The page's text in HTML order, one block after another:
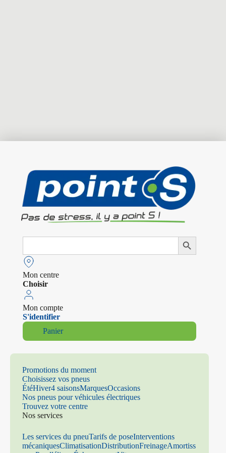
Search
Search Button
Mon centre
Choisir
Mon compte
S'identifier
Panier
Promotions du moment
Choisissez vos pneus
ÉtéHiver4 saisonsMarquesOccasions
Nos pneus pour véhicules électriques
Trouvez votre centre
Nos services
Les services du pneuTarifs de poseInterventions
mécaniquesClimatisationDistributionFreinageAmortiss